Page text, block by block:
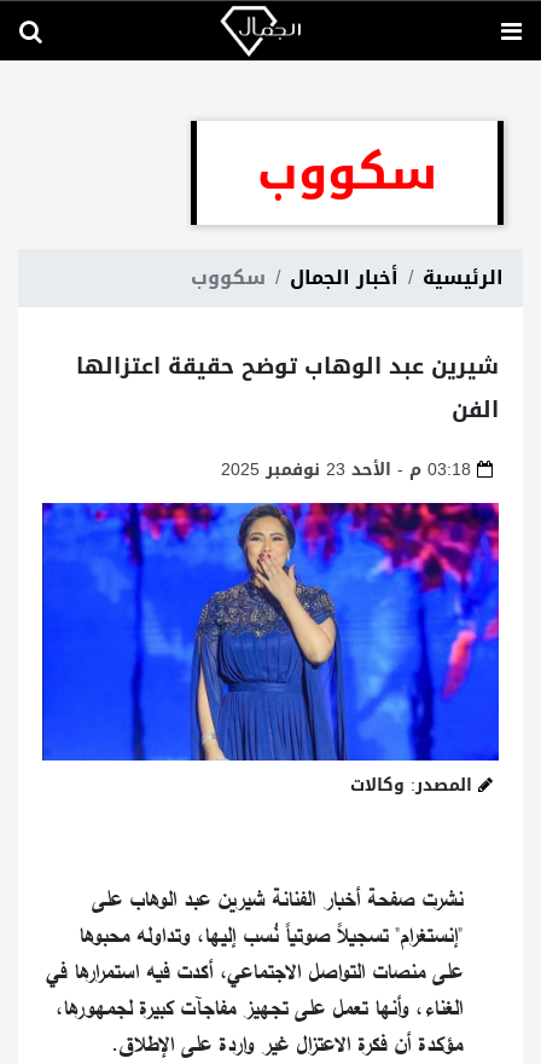
سكووب
الرئيسية أخبار الجمال سكووب
شيرين عبد الوهاب توضح حقيقة اعتزالها
الفن
المصدر: وكالات
نشرت صفحة أخبار الفنانة شيرين عبد الوهاب على
"إنستغرام" تسجيلاً صوتياً نُسب إليها، وتداوله محبوها
على منصات التواصل الاجتماعي، أكدت فيه استمرارها في
الغناء، وأنها تعمل على تجهيز مفاجآت كبيرة لجمهورها،
مؤكدة أن فكرة الاعتزال غير واردة على الإطلاق.